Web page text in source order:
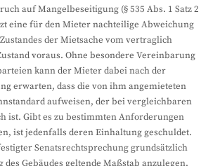
auf Mangelbeseitigung (§ 535 Abs. 1 Satz 2
eine für den Mieter nachteilige Abweichung
der Mietsache vom vertraglich
voraus. Ohne besondere Vereinbarung
kann der Mieter dabei nach der
erwarten, dass die von ihm angemieteten
aufweisen, der bei vergleichbaren
ist. Gibt es zu bestimmten Anforderungen
ist jedenfalls deren Einhaltung geschuldet.
Senatsrechtsprechung grundsätzlich
Gebäudes geltende Maßstab anzulegen.